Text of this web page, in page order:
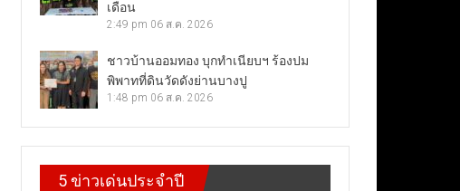
เดือน
2:49 pm 06 ส.ค. 2026
ชาวบ้านออมทอง บุกทำเนียบฯ ร้องปม
พิพาทที่ดินวัดดังย่านบางปู
1:48 pm 06 ส.ค. 2026
5 ข่าวเด่นประจำปี